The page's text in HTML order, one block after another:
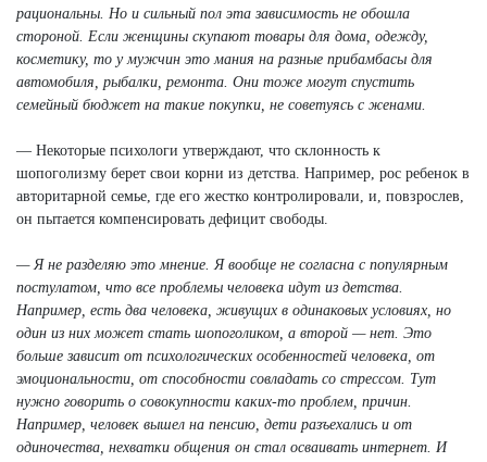
рациональны. Но и сильный пол эта зависимость не обошла
стороной. Если женщины скупают товары для дома, одежду,
косметику, то у мужчин это мания на разные прибамбасы для
автомобиля, рыбалки, ремонта. Они тоже могут спустить
семейный бюджет на такие покупки, не советуясь с женами.
— Некоторые психологи утверждают, что склонность к
шопоголизму берет свои корни из детства. Например, рос ребенок в
авторитарной семье, где его жестко контролировали, и, повзрослев,
он пытается компенсировать дефицит свободы.
— Я не разделяю это мнение. Я вообще не согласна с популярным
постулатом, что все проблемы человека идут из детства.
Например, есть два человека, живущих в одинаковых условиях, но
один из них может стать шопоголиком, а второй — нет. Это
больше зависит от психологических особенностей человека, от
эмоциональности, от способности совладать со стрессом. Тут
нужно говорить о совокупности каких-то проблем, причин.
Например, человек вышел на пенсию, дети разъехались и от
одиночества, нехватки общения он стал осваивать интернет. И